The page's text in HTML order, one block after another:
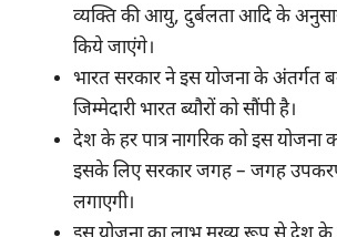
व्यक्ति की आयु, दुर्बलता आदि के
किये जाएंगे।
भारत सरकार ने इस योजना के अंतर्गत
जिम्मेदारी भारत ब्यौरों को सौंपी है।
देश के हर पात्र नागरिक को इस
इसके लिए सरकार जगह – जगह
लगाएगी।